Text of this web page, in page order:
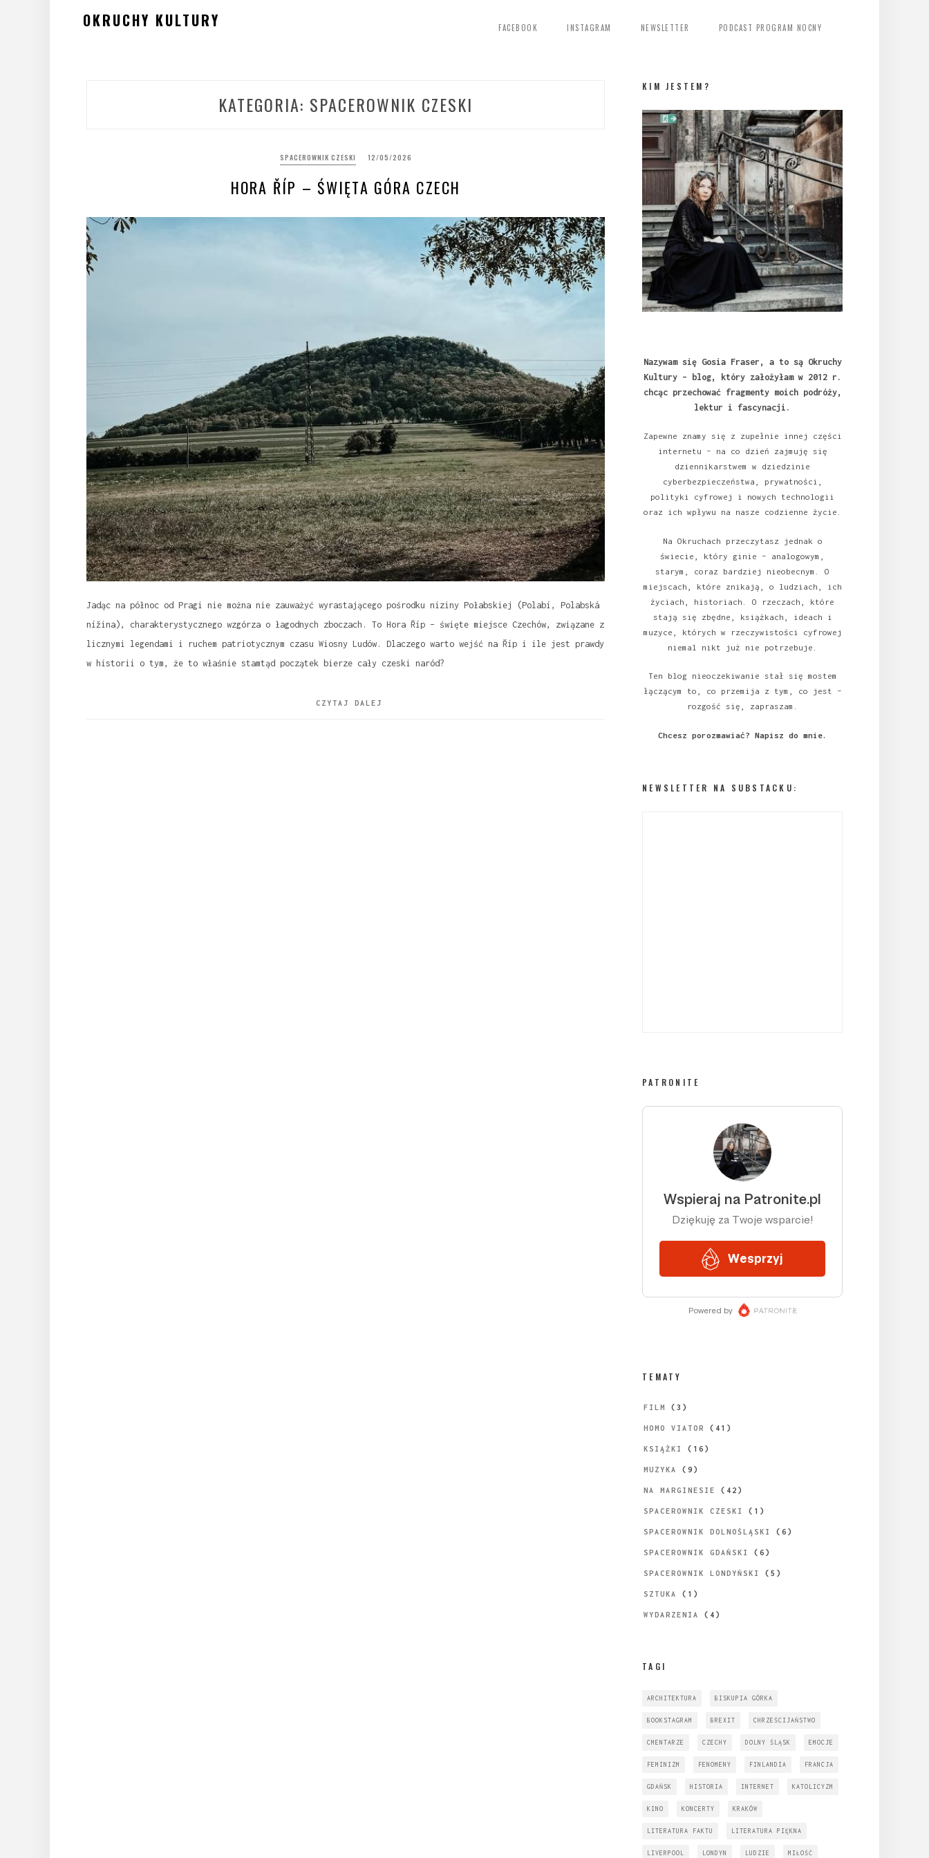
OKRUCHY KULTURY FACEBOOK INSTAGRAM NEWSLETTER PODCAST PROGRAM NOCNY
KATEGORIA: SPACEROWNIK CZESKI
SPACEROWNIK CZESKI 12/05/2026
HORA ŘÍP – ŚWIĘTA GÓRA CZECH
Jadąc na północ od Pragi nie można nie zauważyć wyrastającego pośrodku niziny Połabskiej (Polabí, Polabská
nížina), charakterystycznego wzgórza o łagodnych zboczach. To Hora Říp – święte miejsce Czechów, związane z
licznymi legendami i ruchem patriotycznym czasu Wiosny Ludów. Dlaczego warto wejść na Říp i ile jest prawdy
w historii o tym, że to właśnie stamtąd początek bierze cały czeski naród?
CZYTAJ DALEJ
KIM JESTEM?
Nazywam się Gosia Fraser, a to są Okruchy
Kultury – blog, który założyłam w 2012 r.
chcąc przechować fragmenty moich podróży,
lektur i fascynacji.
Zapewne znamy się z zupełnie innej części
internetu – na co dzień zajmuję się
dziennikarstwem w dziedzinie
cyberbezpieczeństwa, prywatności,
polityki cyfrowej i nowych technologii
oraz ich wpływu na nasze codzienne życie.
Na Okruchach przeczytasz jednak o
świecie, który ginie – analogowym,
starym, coraz bardziej nieobecnym. O
miejscach, które znikają, o ludziach, ich
życiach, historiach. O rzeczach, które
stają się zbędne, książkach, ideach i
muzyce, których w rzeczywistości cyfrowej
niemal nikt już nie potrzebuje.
Ten blog nieoczekiwanie stał się mostem
łączącym to, co przemija z tym, co jest –
rozgość się, zapraszam.
Chcesz porozmawiać? Napisz do mnie.
NEWSLETTER NA SUBSTACKU:
PATRONITE
TEMATY
FILM (3)
HOMO VIATOR (41)
KSIĄŻKI (16)
MUZYKA (9)
NA MARGINESIE (42)
SPACEROWNIK CZESKI (1)
SPACEROWNIK DOLNOŚLĄSKI (6)
SPACEROWNIK GDAŃSKI (6)
SPACEROWNIK LONDYŃSKI (5)
SZTUKA (1)
WYDARZENIA (4)
TAGI
ARCHITEKTURA BISKUPIA GÓRKA
BOOKSTAGRAM BREXIT CHRZEŚCIJAŃSTWO
CMENTARZE CZECHY DOLNY ŚLĄSK EMOCJE
FEMINIZM FENOMENY FINLANDIA FRANCJA
GDAŃSK HISTORIA INTERNET KATOLICYZM
KINO KONCERTY KRAKÓW
LITERATURA FAKTU LITERATURA PIĘKNA
LIVERPOOL LONDYN LUDZIE MIŁOŚĆ